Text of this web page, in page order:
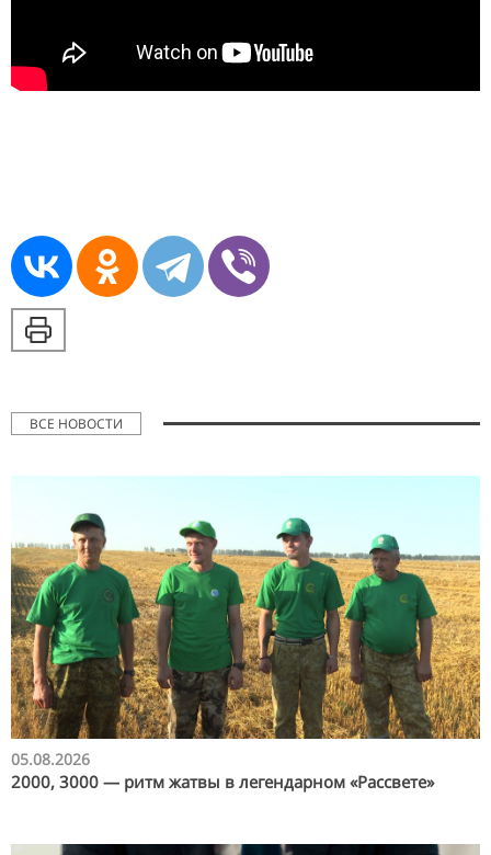
ВСЕ НОВОСТИ
05.08.2026
2000, 3000 — ритм жатвы в легендарном «Рассвете»